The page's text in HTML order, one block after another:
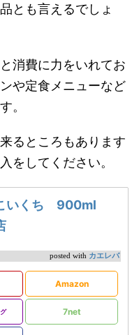
とも言えるでしょ
消費に力をいれてお
や定食メニューなど
。
るところもあります
をしてください。
いくち 900ml
posted with カエレバ
Amazon
7net